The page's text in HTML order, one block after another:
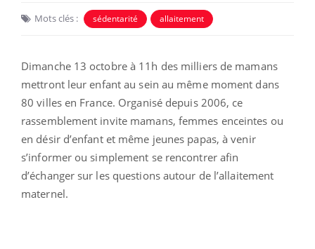
Mots clés : sédentarité allaitement
Dimanche 13 octobre à 11h des milliers de mamans
mettront leur enfant au sein au même moment dans
80 villes en France. Organisé depuis 2006, ce
rassemblement invite mamans, femmes enceintes ou
en désir d’enfant et même jeunes papas, à venir
s’informer ou simplement se rencontrer afin
d’échanger sur les questions autour de l’allaitement
maternel.